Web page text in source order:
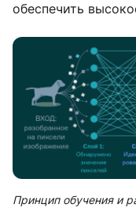
обеспечить
Принцип обучения и